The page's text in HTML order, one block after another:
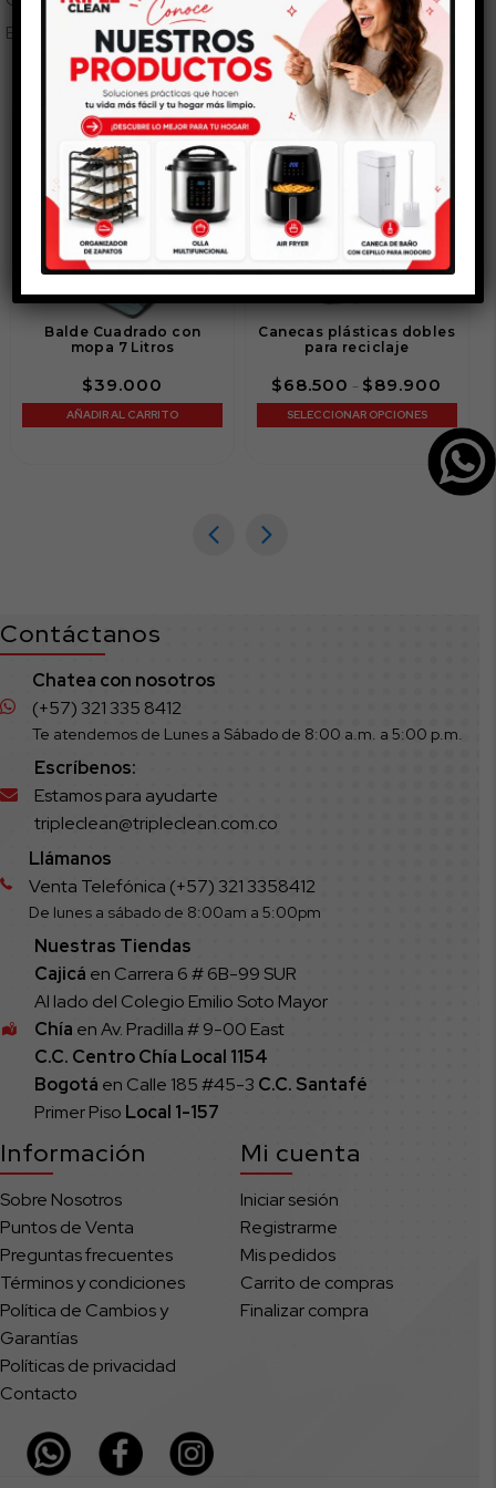
Esto también te puede gustar...
Balde Cuadrado con
mopa 7 Litros
$39.000
AÑADIR AL CARRITO
Canecas plásticas dobles
para reciclaje
$68.500 - $89.900
de
desde
SELECCIONAR OPCIONES
Contáctanos
Chatea con nosotros
(+57) 321 335 8412
Te atendemos de Lunes a Sábado de 8:00 a.m. a 5:00 p.m.
Escríbenos:
Estamos para ayudarte
tripleclean@tripleclean.com.co
Llámanos
Venta Telefónica (+57) 321 3358412
De lunes a sábado de 8:00am a 5:00pm
Nuestras Tiendas
Cajicá en Carrera 6 # 6B-99 SUR
Al lado del Colegio Emilio Soto Mayor
Chía en Av. Pradilla # 9-00 East
C.C. Centro Chía Local 1154
Bogotá en Calle 185 #45-3 C.C. Santafé
Primer Piso Local 1-157
Información
Sobre Nosotros
Puntos de Venta
Preguntas frecuentes
Términos y condiciones
Política de Cambios y
Garantías
Políticas de privacidad
Contacto
Mi cuenta
Iniciar sesión
Registrarme
Mis pedidos
Carrito de compras
Finalizar compra